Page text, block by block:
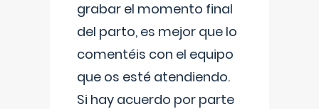
grabar el momento final
del parto, es mejor que lo
comentéis con el equipo
que os esté atendiendo.
Si hay acuerdo por parte